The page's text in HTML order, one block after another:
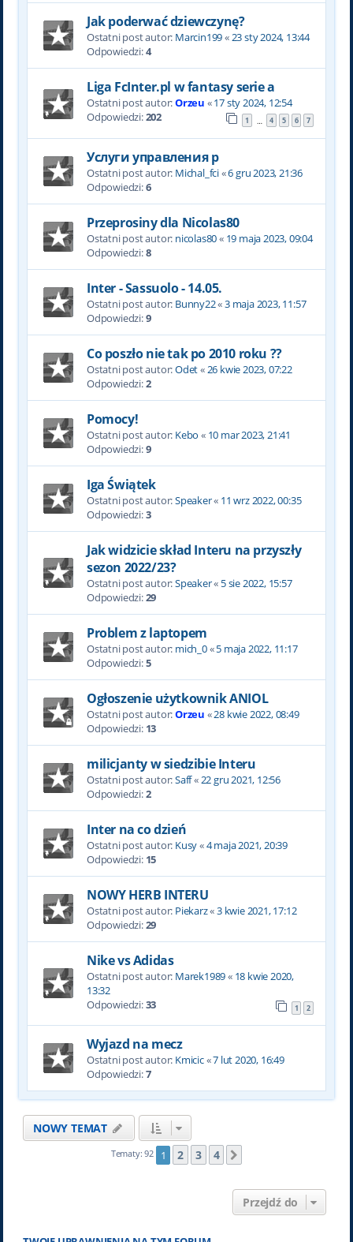
Jak poderwać dziewczynę?
Ostatni post autor: Marcin199«23 sty 2024, 13:44
Odpowiedzi:4
Liga FcInter.pl w fantasy serie a
Ostatni post autor:Orzeu «17 sty 2024, 12:54
Odpowiedzi:202 1 … 4 5 6 7
Услуги управления р
Ostatni post autor: Michal_fci«6 gru 2023, 21:36
Odpowiedzi:6
Przeprosiny dla Nicolas80
Ostatni post autor: nicolas80« 19 maja 2023, 09:04
Odpowiedzi:8
Inter - Sassuolo - 14.05.
Ostatni post autor: Bunny22«3 maja 2023, 11:57
Odpowiedzi:9
Co poszło nie tak po 2010 roku ??
Ostatni post autor:Odet«26 kwie 2023, 07:22
Odpowiedzi:2
Pomocy!
Ostatni post autor: Kebo « 10 mar 2023, 21:41
Odpowiedzi:9
Iga Świątek
Ostatni post autor:Speaker« 11 wrz 2022, 00:35
Odpowiedzi:3
Jak widzicie skład Interu na przyszły
sezon 2022/23?
Ostatni post autor:Speaker« 5 sie 2022, 15:57
Odpowiedzi:29
Problem z laptopem
Ostatni post autor: mich_0«5 maja 2022, 11:17
Odpowiedzi:5
Ogłoszenie użytkownik ANIOL
Ostatni post autor:Orzeu «28 kwie 2022, 08:49
Odpowiedzi: 13
milicjanty w siedzibie Interu
Ostatni post autor:Saff«22 gru 2021, 12:56
Odpowiedzi:2
Inter na co dzień
Ostatni post autor: Kusy«4 maja 2021, 20:39
Odpowiedzi: 15
NOWY HERB INTERU
Ostatni post autor: Piekarz«3 kwie 2021, 17:12
Odpowiedzi:29
Nike vs Adidas
Ostatni post autor: Marek1989« 18 kwie 2020,
13:32
Odpowiedzi:33 1 2
Wyjazd na mecz
Ostatni post autor: Kmicic«7 lut 2020, 16:49
Odpowiedzi:7
NOWY TEMAT
Tematy: 92 1 2 3 4
Przejdź do